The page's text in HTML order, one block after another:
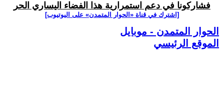
فشاركونا في دعم استمرارية هذا الفضاء اليساري الحر
[اشترك في قناة ‫«الحوار المتمدن» على اليوتيوب]
الحوار المتمدن - موبايل
الموقع الرئيسي